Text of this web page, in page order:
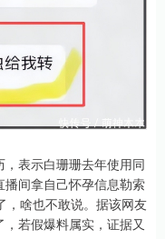
表示白珊珊去年使用同
间拿自己怀孕信息勒索
，啥也不敢说。据该网友
若假爆料属实，证据又